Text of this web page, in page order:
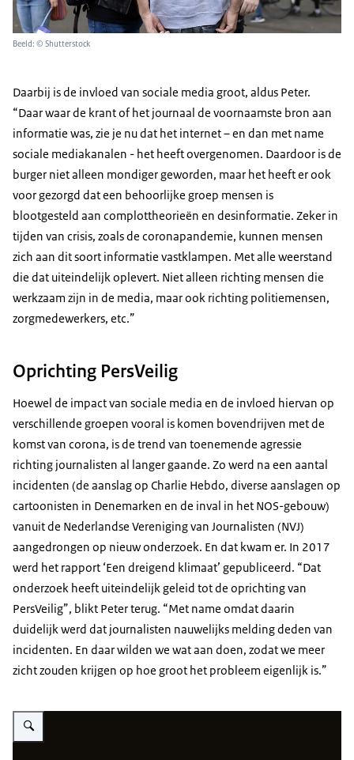
Beeld: © Shutterstock
Daarbij is de invloed van sociale media groot, aldus Peter.
“Daar waar de krant of het journaal de voornaamste bron aan
informatie was, zie je nu dat het internet – en dan met name
sociale mediakanalen - het heeft overgenomen. Daardoor is de
burger niet alleen mondiger geworden, maar het heeft er ook
voor gezorgd dat een behoorlijke groep mensen is
blootgesteld aan complottheorieën en desinformatie. Zeker in
tijden van crisis, zoals de coronapandemie, kunnen mensen
zich aan dit soort informatie vastklampen. Met alle weerstand
die dat uiteindelijk oplevert. Niet alleen richting mensen die
werkzaam zijn in de media, maar ook richting politiemensen,
zorgmedewerkers, etc.”
Oprichting PersVeilig
Hoewel de impact van sociale media en de invloed hiervan op
verschillende groepen vooral is komen bovendrijven met de
komst van corona, is de trend van toenemende agressie
richting journalisten al langer gaande. Zo werd na een aantal
incidenten (de aanslag op Charlie Hebdo, diverse aanslagen op
cartoonisten in Denemarken en de inval in het NOS-gebouw)
vanuit de Nederlandse Vereniging van Journalisten (NVJ)
aangedrongen op nieuw onderzoek. En dat kwam er. In 2017
werd het rapport ‘Een dreigend klimaat’ gepubliceerd. “Dat
onderzoek heeft uiteindelijk geleid tot de oprichting van
PersVeilig”, blikt Peter terug. “Met name omdat daarin
duidelijk werd dat journalisten nauwelijks melding deden van
incidenten. En daar wilden we wat aan doen, zodat we meer
zicht zouden krijgen op hoe groot het probleem eigenlijk is.”
Vergroot afbeelding Logo PersVeilig